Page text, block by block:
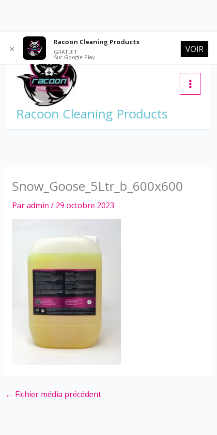
contenu
Racoon Cleaning Products
Snow_Goose_5Ltr_b_600x600
Paradmin / 29 octobre 2023
← Fichier média précédent
✕
Racoon Cleaning Products
GRATUIT
Sur Google Play
VOIR